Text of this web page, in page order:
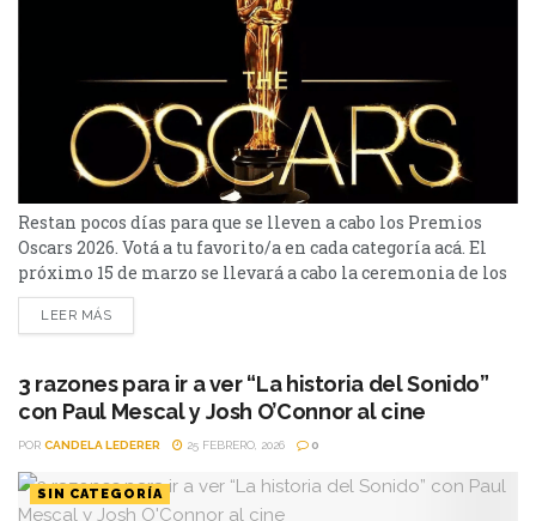
Restan pocos días para que se lleven a cabo los Premios
Oscars 2026. Votá a tu favorito/a en cada categoría acá. El
próximo 15 de marzo se llevará a cabo la ceremonia de los
Premios Oscars 2026. En su 98° edición, tendrá varias
categorías reñidas. Si bien en la de Mejor actriz la gran
LEER MÁS
3 razones para ir a ver “La historia del Sonido”
con Paul Mescal y Josh O’Connor al cine
POR CANDELA LEDERER 25 FEBRERO, 2026 0
SIN CATEGORÍA